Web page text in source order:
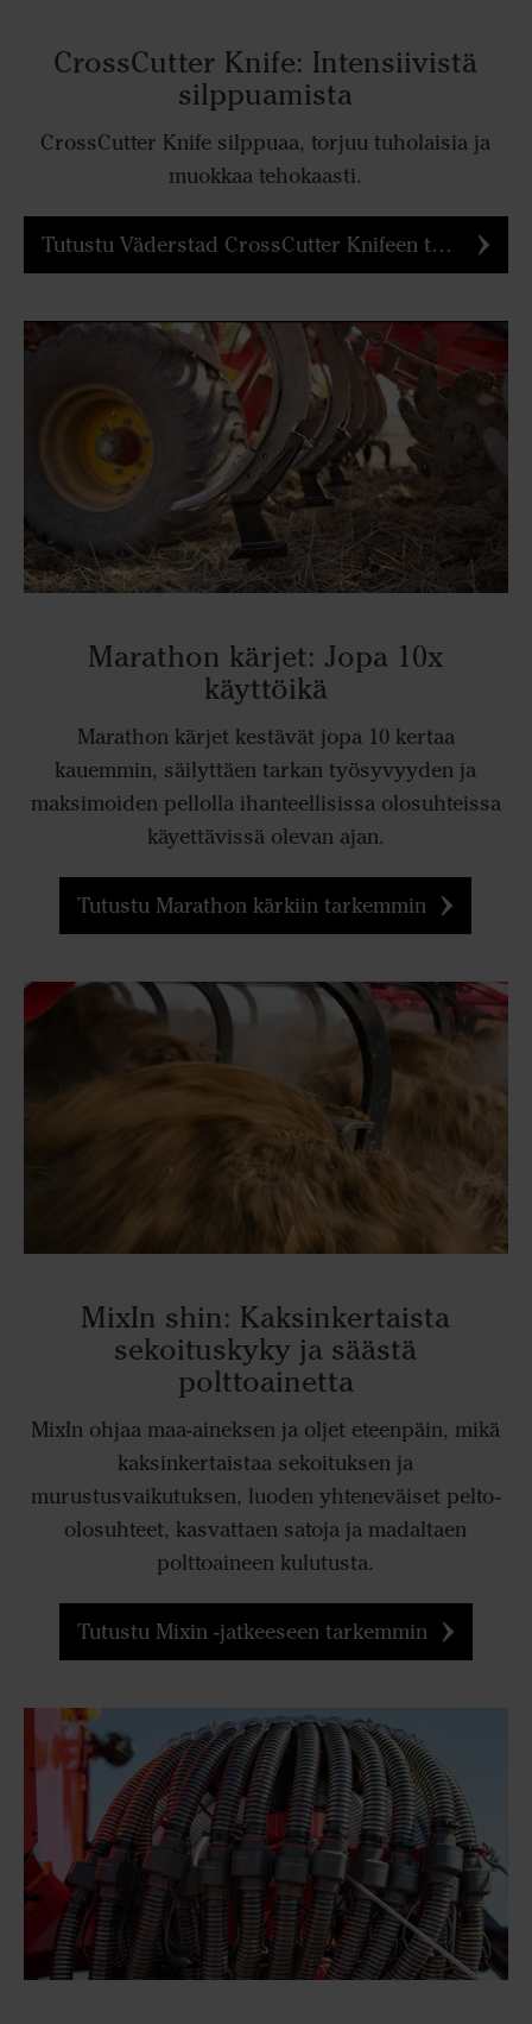
CrossCutter Knife: Intensiivistä
silppuamista
CrossCutter Knife silppuaa, torjuu tuholaisia ja
muokkaa tehokaasti.
Tutustu Väderstad CrossCutter Knifeen tarkemmin
Marathon kärjet: Jopa 10x
käyttöikä
Marathon kärjet kestävät jopa 10 kertaa
kauemmin, säilyttäen tarkan työsyvyyden ja
maksimoiden pellolla ihanteellisissa olosuhteissa
käyettävissä olevan ajan.
Tutustu Marathon kärkiin tarkemmin
MixIn shin: Kaksinkertaista
sekoituskyky ja säästä
polttoainetta
MixIn ohjaa maa-aineksen ja oljet eteenpäin, mikä
kaksinkertaistaa sekoituksen ja
murustusvaikutuksen, luoden yhteneväiset pelto-
olosuhteet, kasvattaen satoja ja madaltaen
polttoaineen kulutusta.
Tutustu Mixin -jatkeeseen tarkemmin